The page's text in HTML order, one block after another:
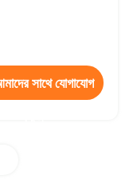
সাথে যোগাযোগ